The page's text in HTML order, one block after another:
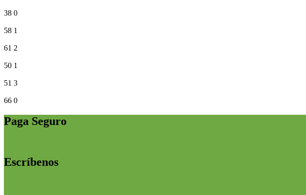
38 0
58 1
61 2
50 1
51 3
66 0
Paga Seguro
Escríbenos